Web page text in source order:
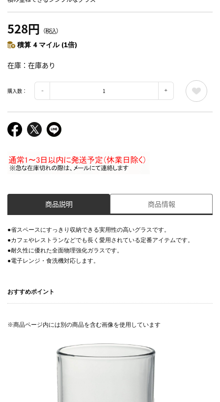
528円 （税込）
積算 4 マイル (1倍)
在庫 在庫あり
購入数：
商品説明 商品情報
●省スペースにすっきり収納できる実用性の高いグラスです。
●カフェやレストランなどでも長く愛用されている定番アイテムです。
●耐久性に優れた全面物理強化ガラスです。
●電子レンジ・食洗機対応します。
おすすめポイント
※商品ページ内には別の商品を含む画像を使用しています